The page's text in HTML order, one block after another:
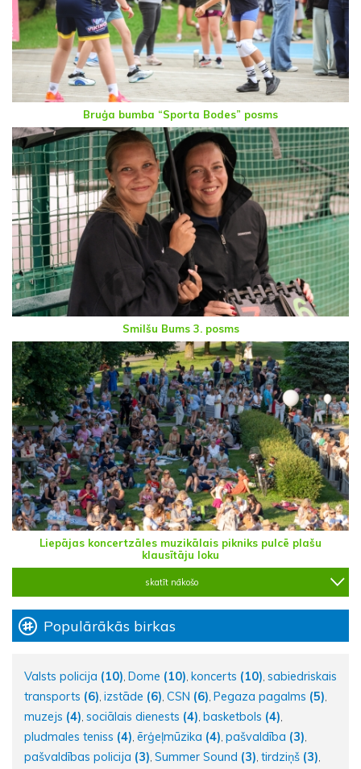
Bruģa bumba “Sporta Bodes” posms
Smilšu Bums 3. posms
Liepājas koncertzāles muzikālais pikniks pulcē plašu
klausītāju loku
skatīt nākošo
Populārākās birkas
Valsts policija (10), Dome (10), koncerts (10), sabiedriskais
transports (6), izstāde (6), CSN (6), Pegaza pagalms (5),
muzejs (4), sociālais dienests (4), basketbols (4),
pludmales teniss (4), ērģeļmūzika (4), pašvaldība (3),
pašvaldības policija (3), Summer Sound (3), tirdziņš (3),